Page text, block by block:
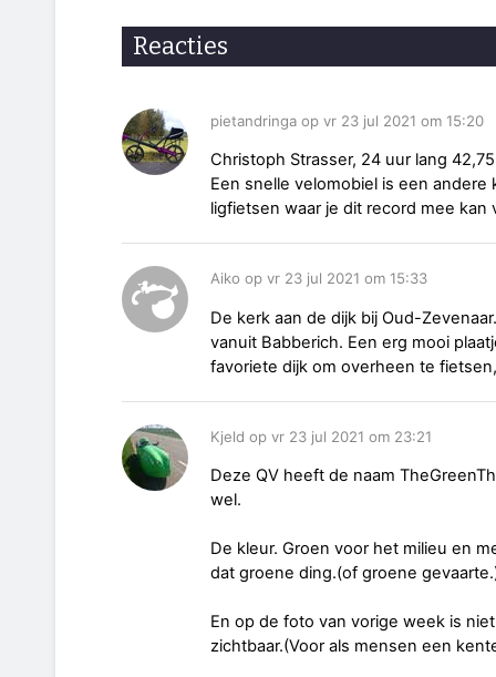
Reacties
pietandringa op vr 23 jul 2021 om 15:20
Christoph Strasser, 24 uur lang
Een snelle velomobiel is een
ligfietsen waar je dit record mee kan
Aiko op vr 23 jul 2021 om 15:33
De kerk aan de dijk bij Oud-
vanuit Babberich. Een erg mooi
favoriete dijk om overheen te
Kjeld op vr 23 jul 2021 om 23:21
Deze QV heeft de naam
wel.
De kleur. Groen voor het milieu en
dat groene ding.(of groene
En op de foto van vorige week is
zichtbaar.(Voor als mensen een